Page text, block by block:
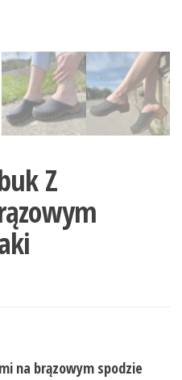
Z
na brązowym spodzie